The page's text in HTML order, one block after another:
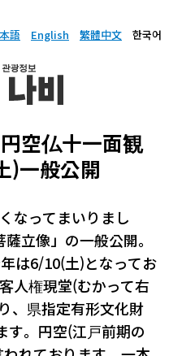
語 English 繁體中文 한국어
空仏十一面観
)一般公開
なってまいりまし
立像」の一般公開。
は6/10(土)となってお
人権現堂(むかって右
、県指定有形文化財
す。円空(江戸前期の